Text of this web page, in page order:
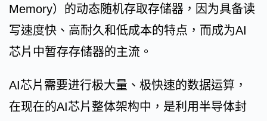
Memory）的动态随机存取存储器，因为具备读
写速度快、高耐久和低成本的特点，而成为AI
芯片中暂存存储器的主流。
AI芯片需要进行极大量、极快速的数据运算，
在现在的AI芯片整体架构中，是利用半导体封